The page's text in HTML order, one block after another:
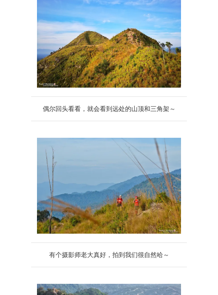
偶尔回头看看，就会看到远处的山顶和三角架～
有个摄影师老大真好，拍到我们很自然哈～